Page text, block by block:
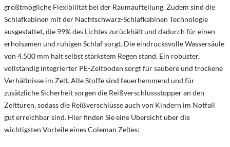
größtmögliche Flexibilität bei der Raumaufteilung. Zudem sind die
Schlafkabinen mit der Nachtschwarz-Schlafkabinen Technologie
ausgestattet, die 99% des Lichtes zurückhält und dadurch für einen
erholsamen und ruhigen Schlaf sorgt. Die eindrucksvolle Wassersäule
von 4.500 mm hält selbst stärkstem Regen stand. Ein robuster,
vollständig integrierter PE-Zeltboden sorgt für saubere und trockene
Verhältnisse im Zelt. Alle Stoffe sind feuerhemmend und für
zusätzliche Sicherheit sorgen die Reißverschlussstopper an den
Zelttüren, sodass die Reißverschlüsse auch von Kindern im Notfall
gut erreichbar sind. Hier finden Sie eine Übersicht über die
wichtigsten Vorteile eines Coleman Zeltes: